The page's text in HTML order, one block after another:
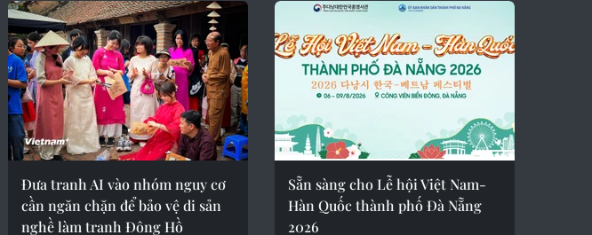
Đưa tranh AI vào nhóm nguy cơ
cần ngăn chặn để bảo vệ di sản
nghề làm tranh Đông Hồ
Sẵn sàng cho Lễ hội Việt Nam-
Hàn Quốc thành phố Đà Nẵng
2026